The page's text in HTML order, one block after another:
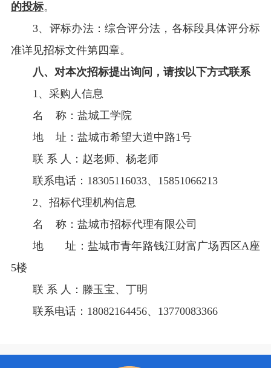
的投标。
3、评标办法：综合评分法，各标段具体评分标
准详见招标文件第四章。
八、 对本次招标提出询问，请按以下方式联系
1、采购人信息
名 称：盐城工学院
地 址：盐城市希望大道中路1号
联 系 人：赵老师、杨老师
联系电话：18305116033、15851066213
2、招标代理机构信息
名 称：盐城市招标代理有限公司
地 址：盐城市青年路钱江财富广场西区A座
5楼
联 系 人：滕玉宝、丁明
联系电话：18082164456、13770083366